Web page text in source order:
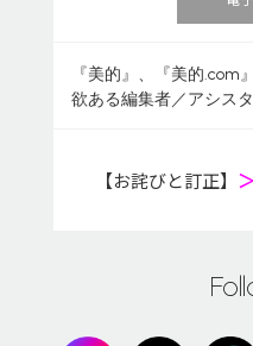
『美的』、『美的.com
欲ある編集者／アシス
【お詫びと訂正】 ＞